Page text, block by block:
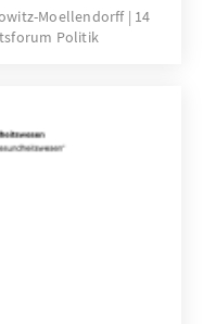
Motive dieser
die
Moellendorff 14
Politik